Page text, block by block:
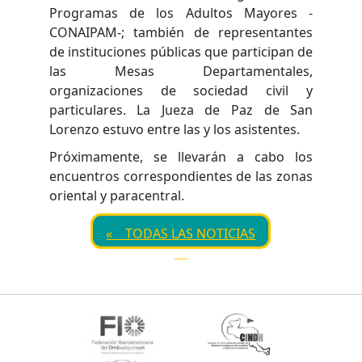
Programas de los Adultos Mayores -
CONAIPAM-; también de representantes
de instituciones públicas que participan de
las Mesas Departamentales,
organizaciones de sociedad civil y
particulares. La Jueza de Paz de San
Lorenzo estuvo entre las y los asistentes.
Próximamente, se llevarán a cabo los
encuentros correspondientes de las zonas
oriental y paracentral.
« TODAS LAS NOTICIAS